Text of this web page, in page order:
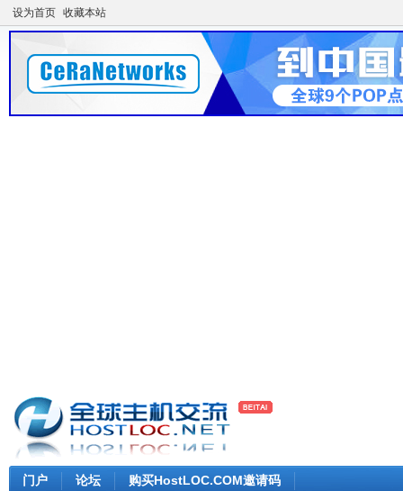
设为首页 收藏本站
门户 论坛 购买HostLOC.COM邀请码